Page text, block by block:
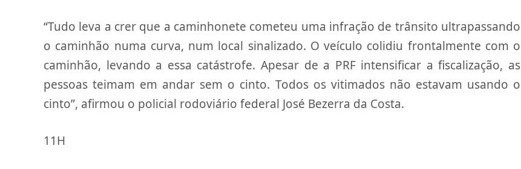
“Tudo leva a crer que a caminhonete cometeu uma infração de trânsito ultrapassando
o caminhão numa curva, num local sinalizado. O veículo colidiu frontalmente com o
caminhão, levando a essa catástrofe. Apesar de a PRF intensificar a fiscalização, as
pessoas teimam em andar sem o cinto. Todos os vitimados não estavam usando o
cinto”, afirmou o policial rodoviário federal José Bezerra da Costa.
11H